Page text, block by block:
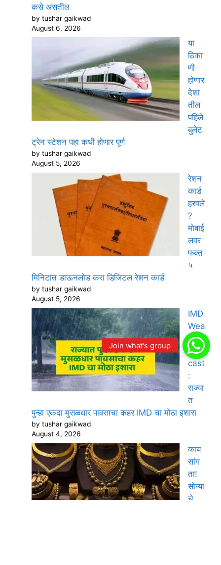
कसे असतील
by tushar gaikwad
August 6, 2026
या
ठिका
णी
होणार
देशा
तील
पहिले
बुलेट
ट्रेन स्टेशन पहा कधी होणार पूर्ण
by tushar gaikwad
August 5, 2026
रेशन
कार्ड
हरवले
?
मोबाई
लवर
फक्त
५
मिनिटांत डाऊनलोड करा डिजिटल रेशन कार्ड
by tushar gaikwad
August 5, 2026
IMD
Wea
ther
Fore
cast
:
राज्या
त
पुन्हा एकदा मुसळधार पावसाचा कहर IMD चा मोठा इशारा
by tushar gaikwad
August 4, 2026
काय
सांग
ता!
सोन्या
चे